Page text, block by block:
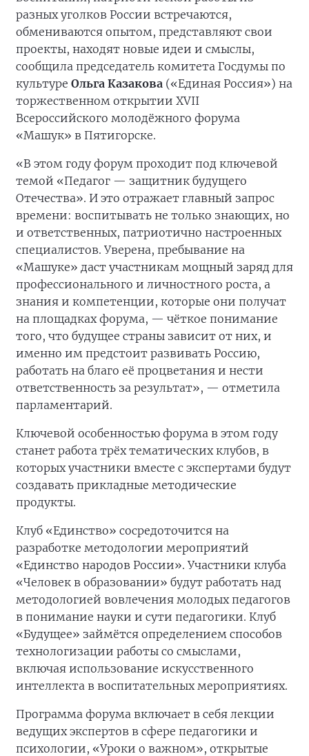
разных уголков России встречаются,
обмениваются опытом, представляют свои
проекты, находят новые идеи и смыслы,
сообщила председатель комитета Госдумы по
культуре Ольга Казакова («Единая Россия») на
торжественном открытии XVII
Всероссийского молодёжного форума
«Машук» в Пятигорске.
«В этом году форум проходит под ключевой
темой «Педагог — защитник будущего
Отечества». И это отражает главный запрос
времени: воспитывать не только знающих, но
и ответственных, патриотично настроенных
специалистов. Уверена, пребывание на
«Машуке» даст участникам мощный заряд для
профессионального и личностного роста, а
знания и компетенции, которые они получат
на площадках форума, — чёткое понимание
того, что будущее страны зависит от них, и
именно им предстоит развивать Россию,
работать на благо её процветания и нести
ответственность за результат», — отметила
парламентарий.
Ключевой особенностью форума в этом году
станет работа трёх тематических клубов, в
которых участники вместе с экспертами будут
создавать прикладные методические
продукты.
Клуб «Единство» сосредоточится на
разработке методологии мероприятий
«Единство народов России». Участники клуба
«Человек в образовании» будут работать над
методологией вовлечения молодых педагогов
в понимание науки и сути педагогики. Клуб
«Будущее» займётся определением способов
технологизации работы со смыслами,
включая использование искусственного
интеллекта в воспитательных мероприятиях.
Программа форума включает в себя лекции
ведущих экспертов в сфере педагогики и
психологии, «Уроки о важном», открытые